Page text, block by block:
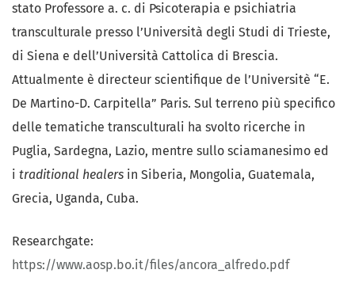
stato Professore a. c. di Psicoterapia e psichiatria
transculturale presso l’Università degli Studi di Trieste,
di Siena e dell’Università Cattolica di Brescia.
Attualmente è directeur scientifique de l’Universitè “E.
De Martino-D. Carpitella” Paris. Sul terreno più specifico
delle tematiche transculturali ha svolto ricerche in
Puglia, Sardegna, Lazio, mentre sullo sciamanesimo ed
i traditional healers in Siberia, Mongolia, Guatemala,
Grecia, Uganda, Cuba.
Researchgate:
https://www.aosp.bo.it/files/ancora_alfredo.pdf